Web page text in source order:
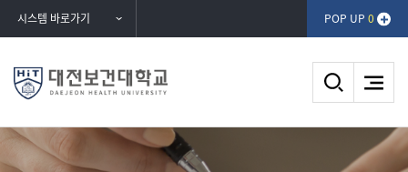
건너뛰기시스템 바로가기 POP UP 0